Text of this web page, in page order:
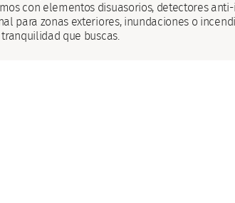
con elementos disuasorios, detectores
para zonas exteriores, inundaciones o
que buscas.